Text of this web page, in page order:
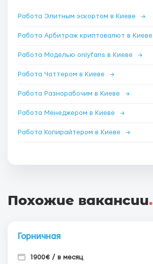
Работа Элитным эскортом в Киеве →
Работа Арбитраж криптовалют в Киеве
Работа Моделью onlyfans в Киеве →
Работа Чаттером в Киеве →
Работа Разнорабочим в Киеве →
Работа Менеджером в Киеве →
Работа Копирайтером в Киеве →
Похожие вакансии.
Горничная
1900€ / в месяц